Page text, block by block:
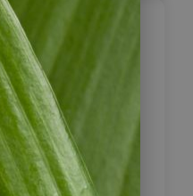
sehr
lernen viel über
Panama.